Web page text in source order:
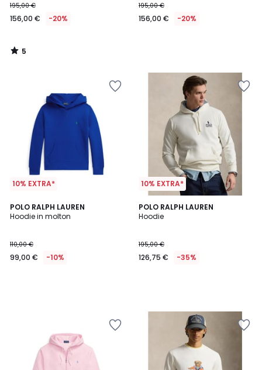
195,00 €
156,00 € -20%
5
/
195,00 €
156,00 € -20%
10% EXTRA*
POLO RALPH LAUREN
Hoodie in molton
110,00 €
99,00 € -10%
10% EXTRA*
POLO RALPH LAUREN
Hoodie
195,00 €
126,75 € -35%